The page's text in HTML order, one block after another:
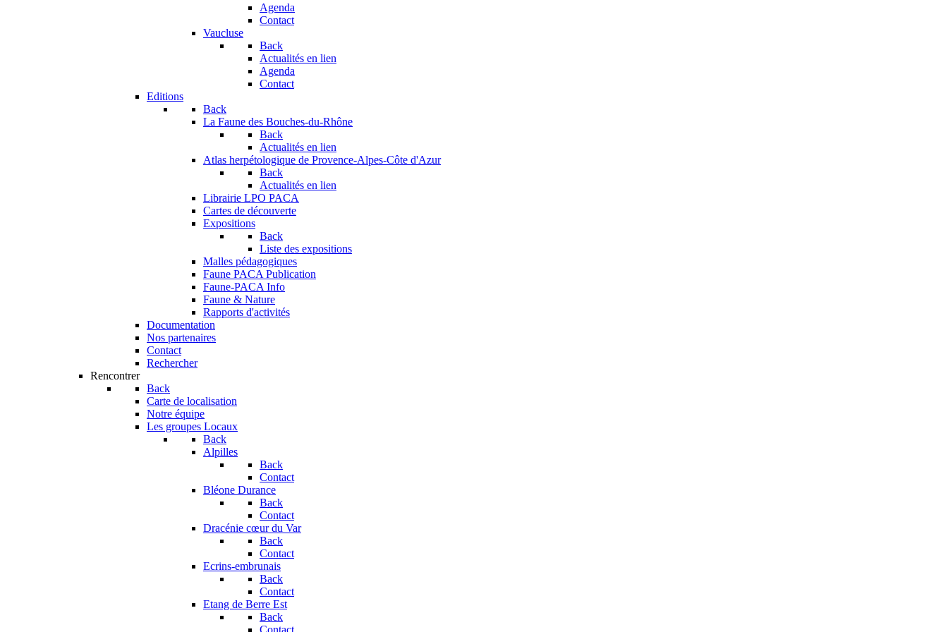
Agenda
Contact
Vaucluse
Back
Actualités en lien
Agenda
Contact
Editions
Back
La Faune des Bouches-du-Rhône
Back
Actualités en lien
Atlas herpétologique de Provence-Alpes-Côte d'Azur
Back
Actualités en lien
Librairie LPO PACA
Cartes de découverte
Expositions
Back
Liste des expositions
Malles pédagogiques
Faune PACA Publication
Faune-PACA Info
Faune & Nature
Rapports d'activités
Documentation
Nos partenaires
Contact
Rechercher
Rencontrer
Back
Carte de localisation
Notre équipe
Les groupes Locaux
Back
Alpilles
Back
Contact
Bléone Durance
Back
Contact
Dracénie cœur du Var
Back
Contact
Ecrins-embrunais
Back
Contact
Etang de Berre Est
Back
Contact